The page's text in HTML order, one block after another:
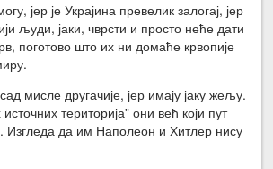
јер је Украјина превелик залогај, јер
људи, јаки, чврсти и просто неће дати
поготово што их ни домаће крвопије
мисле другачије, јер имају јаку жељу.
територија” они већ који пут
Изгледа да им Наполеон и Хитлер нису